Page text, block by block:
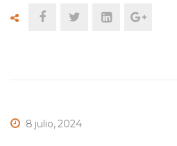
8 julio, 2024